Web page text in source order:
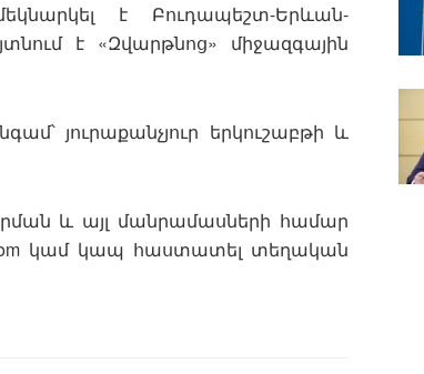
է Բուդապեշտ-Երևան-
է «Զվարթնոց» միջազգային
յուրաքանչյուր երկուշաբթի և
և այլ մանրամասների համար
կամ կապ հաստատել տեղական